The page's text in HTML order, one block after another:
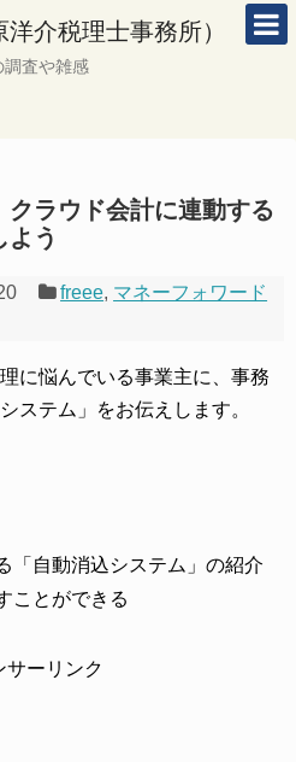
介税理士事務所）
調査や雑感
クラウド会計に連動する
よう
freee, マネーフォワード
に悩んでいる事業主に、事務
ステム」をお伝えします。
「自動消込システム」の紹介
ことができる
サーリンク